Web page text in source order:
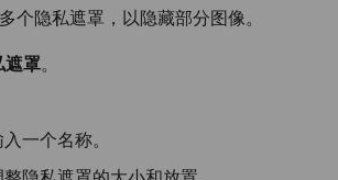
个隐私遮罩，以隐藏部分图像。
遮罩。
一个名称。